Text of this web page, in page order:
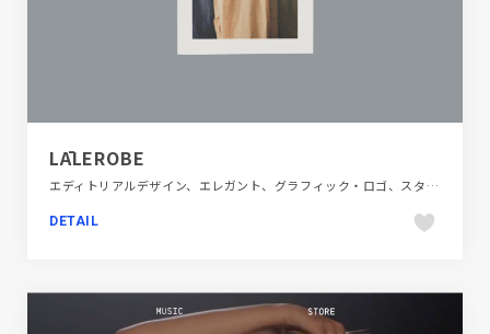
LĀLEROBE
エディトリアルデザイン、エレガント、グラフィック・ロゴ、スタイリッシュ、タイポグラフィー、ナチュラル、ファッション・ビューティー、フラットデザイン、ベージュ・ゴールド系、大きめ写真
DETAIL